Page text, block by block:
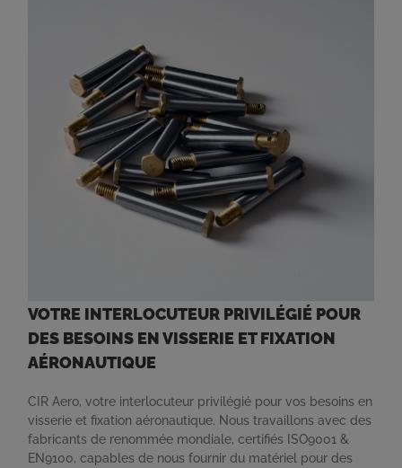
VOTRE INTERLOCUTEUR PRIVILÉGIÉ POUR
DES BESOINS EN VISSERIE ET FIXATION
AÉRONAUTIQUE
CIR Aero, votre interlocuteur privilégié pour vos besoins en
visserie et fixation aéronautique. Nous travaillons avec des
fabricants de renommée mondiale, certifiés ISO9001 &
EN9100, capables de nous fournir du matériel pour des